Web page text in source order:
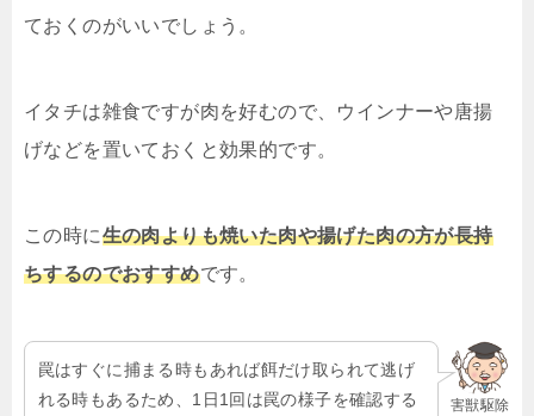
ておくのがいいでしょう。
イタチは雑食ですが肉を好むので、ウインナーや唐揚
げなどを置いておくと効果的です。
この時に生の肉よりも焼いた肉や揚げた肉の方が長持
ちするのでおすすめです。
害獣駆除
罠はすぐに捕まる時もあれば餌だけ取られて逃げ
れる時もあるため、1日1回は罠の様子を確認する